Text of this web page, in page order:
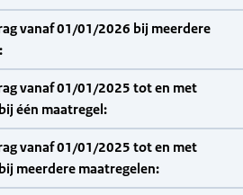
vanaf 01/01/2026 bij meerdere
vanaf 01/01/2025 tot en met
één maatregel:
vanaf 01/01/2025 tot en met
meerdere maatregelen: